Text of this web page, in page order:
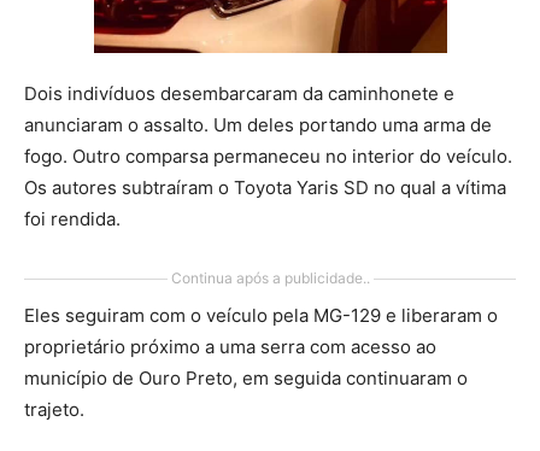
Dois indivíduos desembarcaram da caminhonete e
anunciaram o assalto. Um deles portando uma arma de
fogo. Outro comparsa permaneceu no interior do veículo.
Os autores subtraíram o Toyota Yaris SD no qual a vítima
foi rendida.
Continua após a publicidade..
Eles seguiram com o veículo pela MG-129 e liberaram o
proprietário próximo a uma serra com acesso ao
município de Ouro Preto, em seguida continuaram o
trajeto.